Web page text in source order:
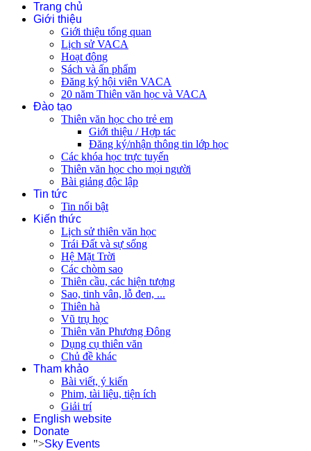
Trang chủ
Giới thiệu
Giới thiệu tổng quan
Lịch sử VACA
Hoạt động
Sách và ấn phẩm
Đăng ký hội viên VACA
20 năm Thiên văn học và VACA
Đào tạo
Thiên văn học cho trẻ em
Giới thiệu / Hợp tác
Đăng ký/nhận thông tin lớp học
Các khóa học trực tuyến
Thiên văn học cho mọi người
Bài giảng độc lập
Tin tức
Tin nổi bật
Kiến thức
Lịch sử thiên văn học
Trái Đất và sự sống
Hệ Mặt Trời
Các chòm sao
Thiên cầu, các hiện tượng
Sao, tinh vân, lỗ đen, ...
Thiên hà
Vũ trụ học
Thiên văn Phương Đông
Dụng cụ thiên văn
Chủ đề khác
Tham khảo
Bài viết, ý kiến
Phim, tài liệu, tiện ích
Giải trí
English website
Donate
">Sky Events